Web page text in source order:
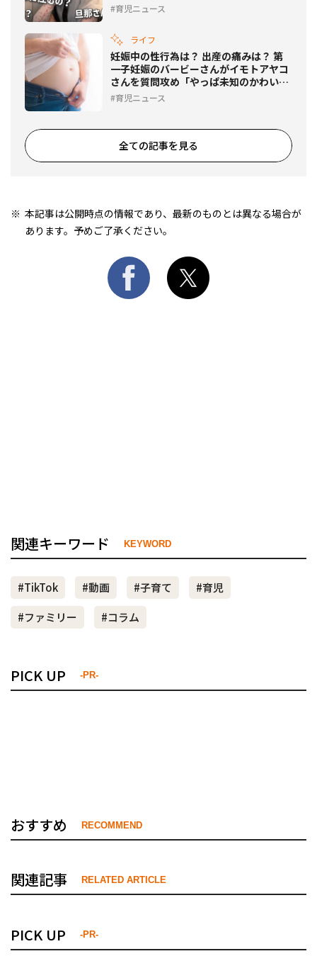
育児ニュース
ライフ
妊娠中の性行為は？ 出産の痛みは？ 第
一子妊娠のバービーさんがイモトアヤコ
さんを質問攻め「やっぱ未知のかわいさ
なの？」
育児ニュース
全ての記事を見る
本記事は公開時点の情報であり、最新のものとは異なる場合が
あります。予めご了承ください。
関連キーワード KEYWORD
#TikTok #動画 #子育て
#育児
#ファミリー
#コラム
PICK UP -PR-
おすすめ RECOMMEND
関連記事 RELATED ARTICLE
PICK UP -PR-